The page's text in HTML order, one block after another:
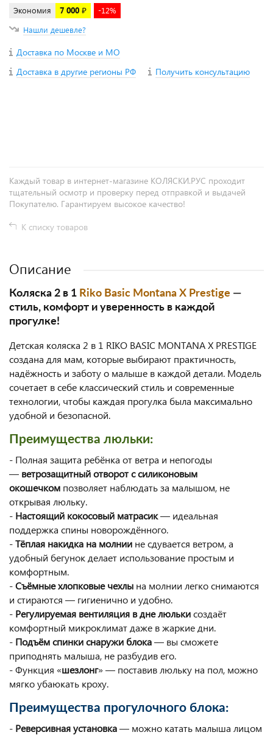
Экономия 7 000 ₽
-12%
Нашли дешевле?
Доставка по Москве и МО
Доставка в другие регионы РФ
Получить консультацию
Каждый товар в интернет-магазине КОЛЯСКИ.РУС проходит
тщательный осмотр и проверку перед отправкой и выдачей
Покупателю. Гарантируем высокое качество!
К списку товаров
Описание
Коляска 2 в 1 Riko Basic Montana X Prestige —
стиль, комфорт и уверенность в каждой
прогулке!
Детская коляска 2 в 1 RIKO BASIC MONTANA X PRESTIGE
создана для мам, которые выбирают практичность,
надёжность и заботу о малыше в каждой детали. Модель
сочетает в себе классический стиль и современные
технологии, чтобы каждая прогулка была максимально
удобной и безопасной.
Преимущества люльки:
- Полная защита ребёнка от ветра и непогоды
— ветрозащитный отворот с силиконовым
окошечком позволяет наблюдать за малышом, не
открывая люльку.
- Настоящий кокосовый матрасик— идеальная
поддержка спины новорождённого.
-Тёплая накидка на молнии не сдувается ветром, а
удобный бегунок делает использование простым и
комфортным.
-Съёмные хлопковые чехлы на молнии легко снимаются
и стираются — гигиенично и удобно.
- Регулируемая вентиляция в дне люлькисоздаёт
комфортный микроклимат даже в жаркие дни.
- Подъём спинки снаружи блока— вы сможете
приподнять малыша, не разбудив его.
- Функция «шезлонг» — поставив люльку на пол, можно
мягко убаюкать кроху.
Преимущества прогулочного блока:
- Реверсивная установка— можно катать малыша лицом